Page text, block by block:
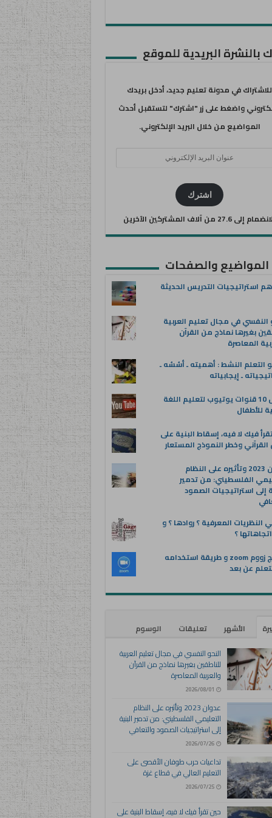
بالنشرة البريدية للموقع
للاشتراك في مدونة تعليم جديد، أدخل بريدك
واضغط على زر "اشترك" لتستقبل أحدث
المواضيع من خلال البريد الإلكتروني.
اشترك
إلى 27.6 من آلاف المشتركين الآخرين
المواضيع والصفحات
استراتيجيات التدريس الحديثة
النفسي في مجال تعليم العربية
بغيرها نماذج من القرآن
المعاصرة
التعلم النشط : أهميته ـ أسُسُه ـ
ـ إيجابياته
أفضل 10 قنوات يوتيوب لتعليم اللغة
للأطفال
فيك لا فيه، إسقاط البنية على
وخطر النموذج المستعار
عدوان 2023 وتأثيره على النظام
الفلسطيني: من تدمير
إلى استراتيجيات الصمود
النظريات المعرفية ؟ روادها ؟ و
؟
برنامج زووم zoom و طريقة استخدامه
عن بعد
الأشهر تعليقات
الوسوم
النحو النفسي في مجال تعليم العربية
للناطقين بغيرها نماذج من القرآن
والعربية المعاصرة
2026/08/01
عدوان 2023 وتأثيره على النظام
التعليمي الفلسطيني: من تدمير البنية
إلى استراتيجيات الصمود والتعافي
2026/07/26
تداعيات حرب طوفان الأقصى على
التعليم العالي في قطاع غزة
2026/07/25
حين تقرأ فيك لا فيه، إسقاط البنية على